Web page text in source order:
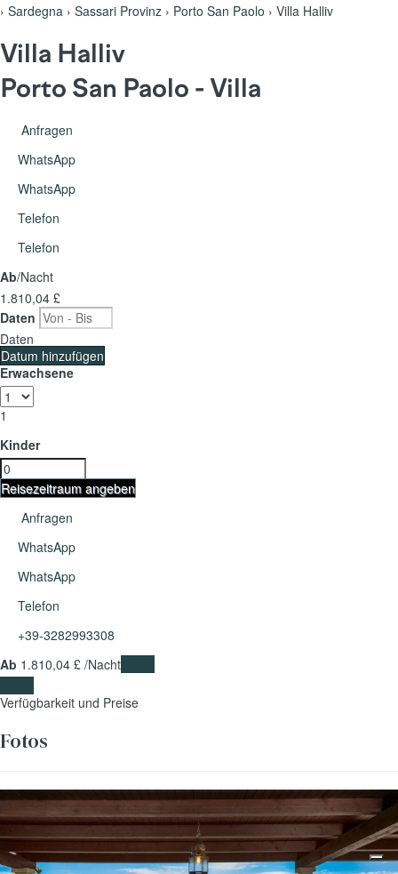
› Sardegna › Sassari Provinz › Porto San Paolo › Villa Halliv
Villa Halliv
Porto San Paolo - Villa
Anfragen
WhatsApp
WhatsApp
Telefon
Telefon
Ab/Nacht
1.810,04 £
Daten
Daten
Datum hinzufügen
Erwachsene
1
Kinder
Reisezeitraum angeben
Anfragen
WhatsApp
WhatsApp
Telefon
+39-3282993308
Ab 1.810,04 £ /Nacht
Verfügbarkeit und Preise
Fotos